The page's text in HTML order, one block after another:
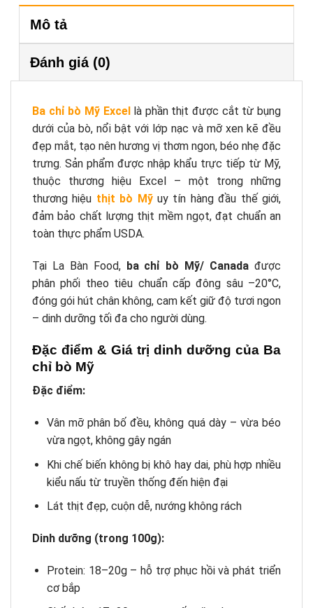
Mô tả
Đánh giá (0)
Ba chỉ bò Mỹ Excellà phần thịt được cắt từ bụng
dưới của bò, nổi bật với lớp nạc và mỡ xen kẽ đều
đẹp mắt, tạo nên hương vị thơm ngon, béo nhẹ đặc
trưng. Sản phẩm được nhập khẩu trực tiếp từ Mỹ,
thuộc thương hiệu Excel – một trong những
thương hiệu thịt bò Mỹuy tín hàng đầu thế giới,
đảm bảo chất lượng thịt mềm ngọt, đạt chuẩn an
toàn thực phẩm USDA.
Tại La Bàn Food, ba chỉ bò Mỹ/ Canada được
phân phối theo tiêu chuẩn cấp đông sâu –20°C,
đóng gói hút chân không, cam kết giữ độ tươi ngon
– dinh dưỡng tối đa cho người dùng.
Đặc điểm & Giá trị dinh dưỡng của Ba
chỉ bò Mỹ
Đặc điểm:
Vân mỡ phân bố đều, không quá dày – vừa béo
vừa ngọt, không gây ngán
Khi chế biến không bị khô hay dai, phù hợp nhiều
kiểu nấu từ truyền thống đến hiện đại
Lát thịt đẹp, cuộn dễ, nướng không rách
Dinh dưỡng (trong 100g):
Protein: 18–20g – hỗ trợ phục hồi và phát triển
cơ bắp